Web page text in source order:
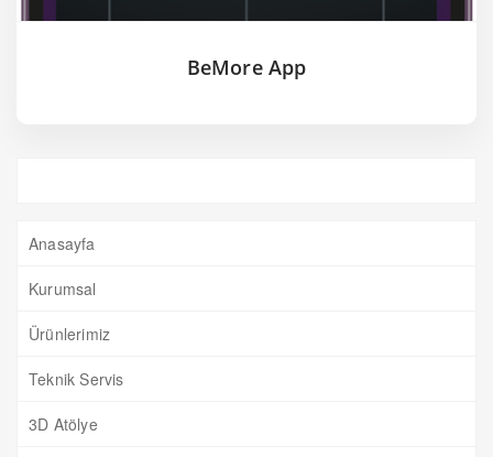
BeMore App
Anasayfa
Kurumsal
Ürünlerimiz
Teknik Servis
3D Atölye